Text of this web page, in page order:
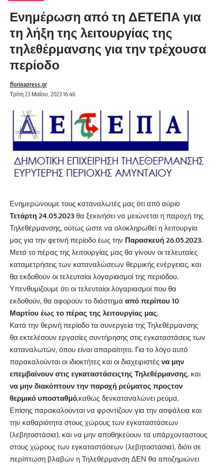
Ενημέρωση από τη ΔΕΤΕΠΑ για
τη λήξη της λειτουργίας της
τηλεθέρμανσης για την τρέχουσα
περίοδο
Τρίτη 23 Μαΐου, 2023 16:46
florinapress.gr
Ενημερώνουμε τους καταναλωτές μας ότι από αύριο
Τετάρτη 24.05.2023 θα ξεκινήσει να μειώνεται η παροχή της
Τηλεθέρμανσης, ούτως ώστε να ολοκληρωθεί η λειτουργία
μας για την φετινή περίοδο έως την Παρασκευή 26.05.2023.
Μετά το πέρας της λειτουργίας μας θα γίνουν οι τελευταίες
καταμετρήσεις των καταναλώσεων θερμικής ενέργειας, και
θα εκδοθούν οι τελευταίοι λογαριασμοί της περιόδου.
Υπενθυμίζουμε ότι οι τελευταίοι λογαριασμοί που θα
εκδοθούν, θα αφορούν το διάστημα από περίπου 10
Μαρτίου έως το πέρας της λειτουργίας μας.
Κατά την θερινή περίοδο τα συνεργεία της Τηλεθέρμανσης
θα εκτελέσουν εργασίες συντήρησης στις εγκαταστάσεις των
καταναλωτών, όπου είναι απαραίτητο. Για το λόγο αυτό
παρακαλούνται οι ιδιοκτήτες και οι διαχειριστές να μην
επεμβαίνουν στις εγκαταστάσειςτης Τηλεθέρμανσης, και
να μην διακόπτουν την παροχή ρεύματος προςτον
θερμικό υποσταθμό,καθώς δενκαταναλώνει ρεύμα.
Επίσης παρακαλούνται να φροντίζουν για την ασφάλεια και
την καθαριότητα στους χώρους των εγκαταστάσεων
(λεβητοστάσια), και να μην αποθηκεύουν τα υπάρχονταστους
στους χώρους των εγκαταστάσεων (λεβητοστάσια), διότι σε
περίπτωση βλαβών η Τηλεθέρμανση ΔΕΝ θα αποζημιώνει